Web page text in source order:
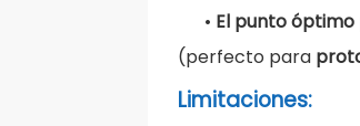
• El punto
(perfecto para
Limitaciones: